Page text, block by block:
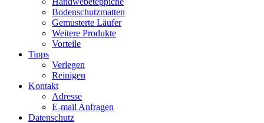
Bodenschutzmatten
Gemusterte Läufer
Weitere Produkte
Vorteile
Tipps
Verlegen
Reinigen
Kontakt
Adresse
E-mail Anfragen
Datenschutz